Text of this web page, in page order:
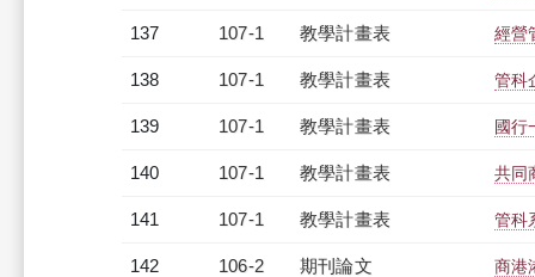
137 107-1 教學計畫表 經營
138 107-1 教學計畫表 管科
139 107-1 教學計畫表 國行
140 107-1 教學計畫表 共同
141 107-1 教學計畫表 管科
142 106-2 期刊論文 商港